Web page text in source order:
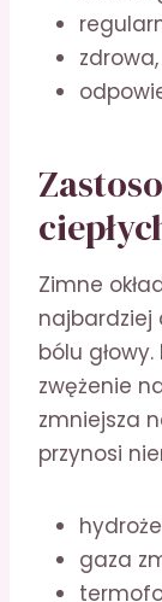
Zimne
najbardziej
bólu
zwężenie
zmniejsza
przynosi
gaza